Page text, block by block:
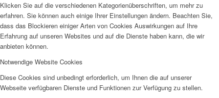
Klicken Sie auf die verschiedenen Kategorienüberschriften, um mehr zu
erfahren. Sie können auch einige Ihrer Einstellungen ändern. Beachten Sie,
dass das Blockieren einiger Arten von Cookies Auswirkungen auf Ihre
Erfahrung auf unseren Websites und auf die Dienste haben kann, die wir
anbieten können.
Notwendige Website Cookies
Diese Cookies sind unbedingt erforderlich, um Ihnen die auf unserer
Webseite verfügbaren Dienste und Funktionen zur Verfügung zu stellen.